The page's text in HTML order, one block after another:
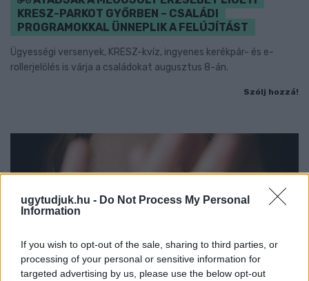
ugytudjuk.hu - Do Not Process My Personal
Information
If you wish to opt-out of the sale, sharing to third parties, or
processing of your personal or sensitive information for
targeted advertising by us, please use the below opt-out
KRESZ-PARKOT GYŐRBEN – CSALÁDI
PROGRAMOKKAL ÜNNEPLIK A FELÚJÍTÁST
Ügyességi versenyek, KRESZ-kvíz, ingyenes kerékpár- és e-
rollerjelölés is várja a családokat augusztus 8-án.
Szólj hozzá!